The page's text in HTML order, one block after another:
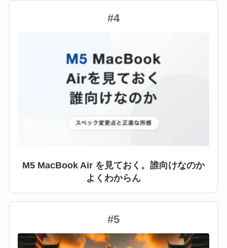
#4
M5 MacBook Air を見ておく。誰向けなのか
よくわからん
#5